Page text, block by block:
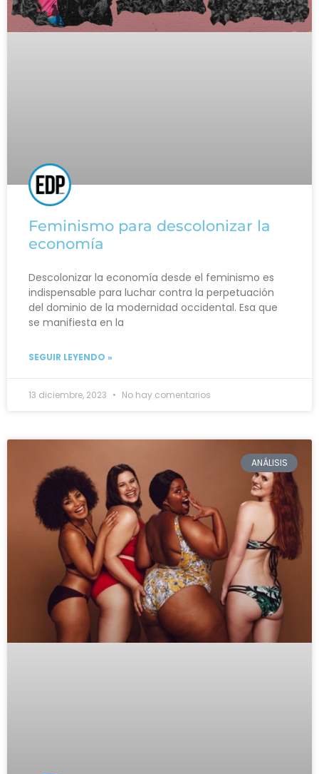
Feminismo para descolonizar la
economía
Descolonizar la economía desde el feminismo es
indispensable para luchar contra la perpetuación
del dominio de la modernidad occidental. Esa que
se manifiesta en la
SEGUIR LEYENDO »
13 diciembre, 2023 No hay comentarios
ANÁLISIS